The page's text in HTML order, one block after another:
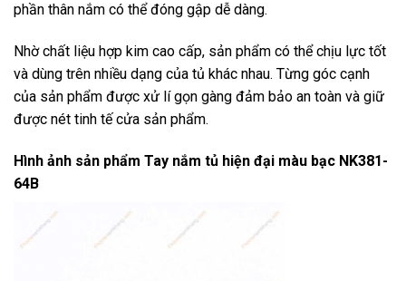
phần thân nắm có thể đóng gập dễ dàng.
Nhờ chất liệu hợp kim cao cấp, sản phẩm có thể chịu lực tốt
và dùng trên nhiều dạng của tủ khác nhau. Từng góc cạnh
của sản phẩm được xử lí gọn gàng đảm bảo an toàn và giữ
được nét tinh tế cửa sản phẩm.
Hình ảnh sản phẩm Tay nắm tủ hiện đại màu bạc NK381-
64B